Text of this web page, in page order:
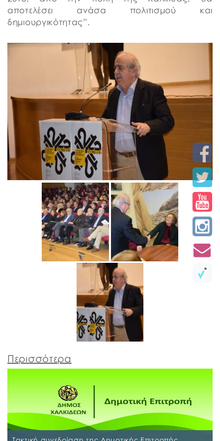
αποτελέσει ανάσα πολιτισμού και
δημιουργικότητας”.
Περισσότερα